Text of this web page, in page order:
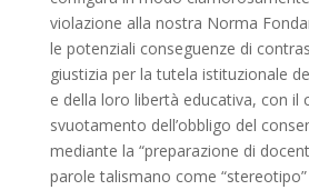
violazione alla nostra Norma
le potenziali conseguenze di
giustizia per la tutela istituzionale
e della loro libertà educativa, con il
svuotamento dell’obbligo del
mediante la “preparazione di
parole talismano come